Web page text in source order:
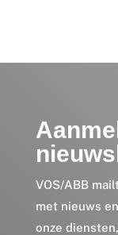
VOS/ABB
met nieuws
onze